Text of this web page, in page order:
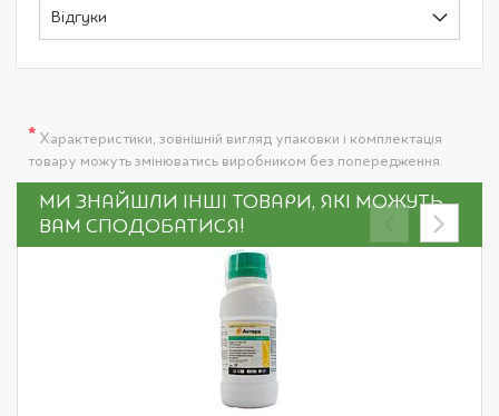
Відгуки
* Характеристики, зовнішній вигляд упаковки і комплектація
товару можуть змінюватись виробником без попередження.
МИ ЗНАЙШЛИ ІНШІ ТОВАРИ, ЯКІ МОЖУТЬ
ВАМ СПОДОБАТИСЯ!